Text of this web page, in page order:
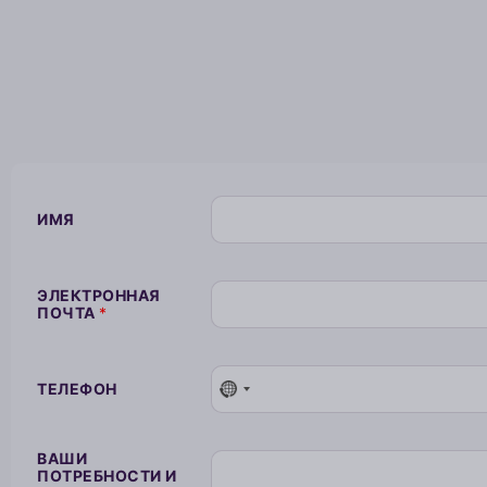
Л
Я
Т
Е
Е
ИМЯ
ЭЛЕКТРОННАЯ
ПОЧТА *
ТЕЛЕФОН
ВАШИ
ПОТРЕБНОСТИ И